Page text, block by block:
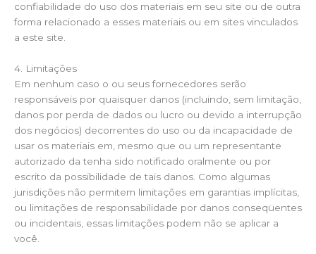
confiabilidade do uso dos materiais em seu site ou de outra
forma relacionado a esses materiais ou em sites vinculados
a este site.
4. Limitações
Em nenhum caso o ou seus fornecedores serão
responsáveis ​​por quaisquer danos (incluindo, sem limitação,
danos por perda de dados ou lucro ou devido a interrupção
dos negócios) decorrentes do uso ou da incapacidade de
usar os materiais em, mesmo que ou um representante
autorizado da tenha sido notificado oralmente ou por
escrito da possibilidade de tais danos. Como algumas
jurisdições não permitem limitações em garantias implícitas,
ou limitações de responsabilidade por danos conseqüentes
ou incidentais, essas limitações podem não se aplicar a
você.